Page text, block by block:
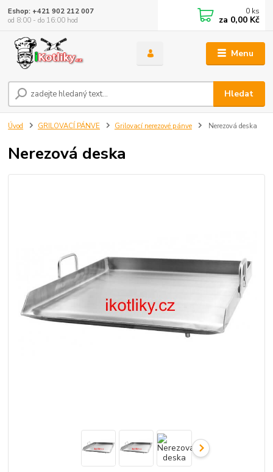
Menu
Hledat
Eshop: +421 902 212 007
od 8:00 - do 16:00 hod
0 ks
za 0,00 Kč
Úvod GRILOVACÍ PÁNVE Grilovací nerezové pánve Nerezová deska
Nerezová deska